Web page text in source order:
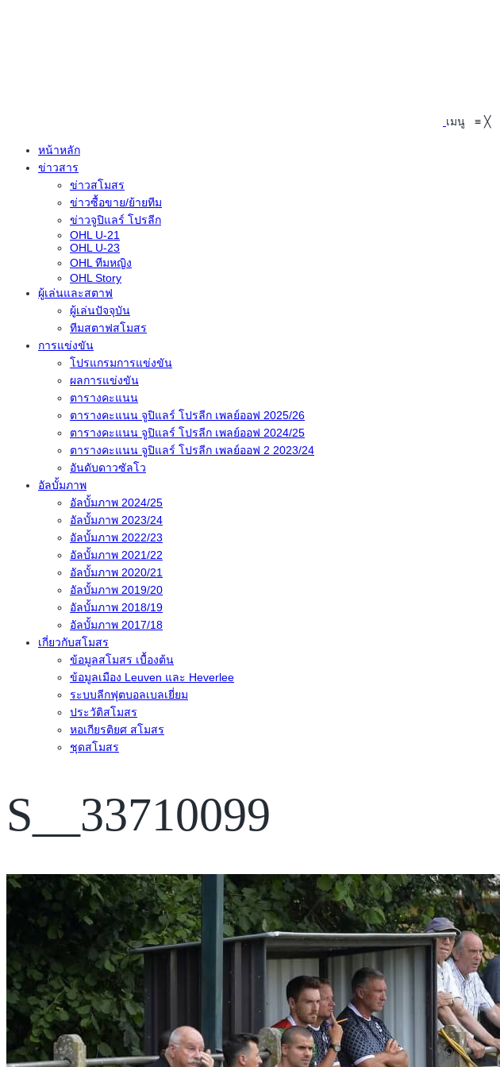
เมนู ≡ ╳
หน้าหลัก
ข่าวสาร
ข่าวสโมสร
ข่าวซื้อขาย/ย้ายทีม
ข่าวจูปิแลร์ โปรลีก
OHL U-21
OHL U-23
OHL ทีมหญิง
OHL Story
ผู้เล่นและสตาฟ
ผู้เล่นปัจจุบัน
ทีมสตาฟสโมสร
การแข่งขัน
โปรแกรมการแข่งขัน
ผลการแข่งขัน
ตารางคะแนน
ตารางคะแนน จูปิแลร์ โปรลีก เพลย์ออฟ 2025/26
ตารางคะแนน จูปิแลร์ โปรลีก เพลย์ออฟ 2024/25
ตารางคะแนน จูปิแลร์ โปรลีก เพลย์ออฟ 2 2023/24
อันดับดาวซัลโว
อัลบั้มภาพ
อัลบั้มภาพ 2024/25
อัลบั้มภาพ 2023/24
อัลบั้มภาพ 2022/23
อัลบั้มภาพ 2021/22
อัลบั้มภาพ 2020/21
อัลบั้มภาพ 2019/20
อัลบั้มภาพ 2018/19
อัลบั้มภาพ 2017/18
เกี่ยวกับสโมสร
ข้อมูลสโมสร เบื้องต้น
ข้อมูลเมือง Leuven และ Heverlee
ระบบลีกฟุตบอลเบลเยี่ยม
ประวัติสโมสร
หอเกียรติยศ สโมสร
ชุดสโมสร
S__33710099